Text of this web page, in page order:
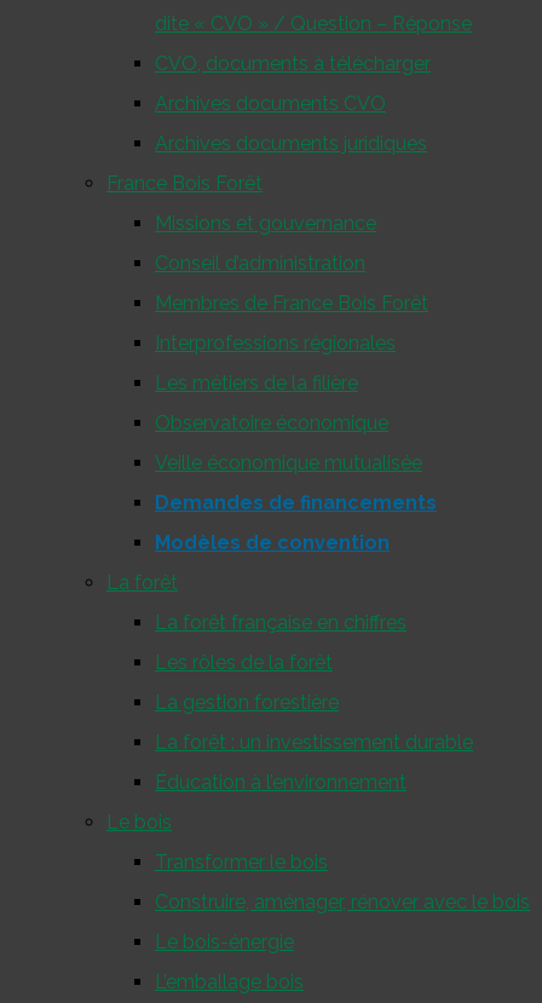
dite « CVO » / Question – Réponse
CVO, documents à télécharger
Archives documents CVO
Archives documents juridiques
France Bois Forêt
Missions et gouvernance
Conseil d’administration
Membres de France Bois Forêt
Interprofessions régionales
Les métiers de la filière
Observatoire économique
Veille économique mutualisée
Demandes de financements
Modèles de convention
La forêt
La forêt française en chiffres
Les rôles de la forêt
La gestion forestière
La forêt : un investissement durable
Éducation à l’environnement
Le bois
Transformer le bois
Construire, aménager, rénover avec le bois
Le bois-énergie
L’emballage bois